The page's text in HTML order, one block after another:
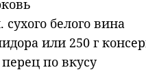
сухого белого вина
или 250 г
перец по вкусу